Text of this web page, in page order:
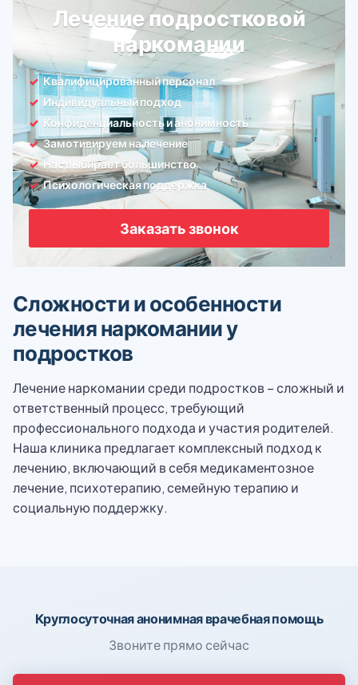
Лечение подростковой
наркомании
Квалифицированный персонал
Индивидуальный подход
Конфиденциальность и анонимность
Замотивируем на лечение
Нас выбирает большинство
Психологическая поддержка
Заказать звонок
Сложности и особенности
лечения наркомании у
подростков
Лечение наркомании среди подростков – сложный и
ответственный процесс, требующий
профессионального подхода и участия родителей.
Наша клиника предлагает комплексный подход к
лечению, включающий в себя медикаментозное
лечение, психотерапию, семейную терапию и
социальную поддержку.
Круглосуточная анонимная врачебная помощь
Звоните прямо сейчас